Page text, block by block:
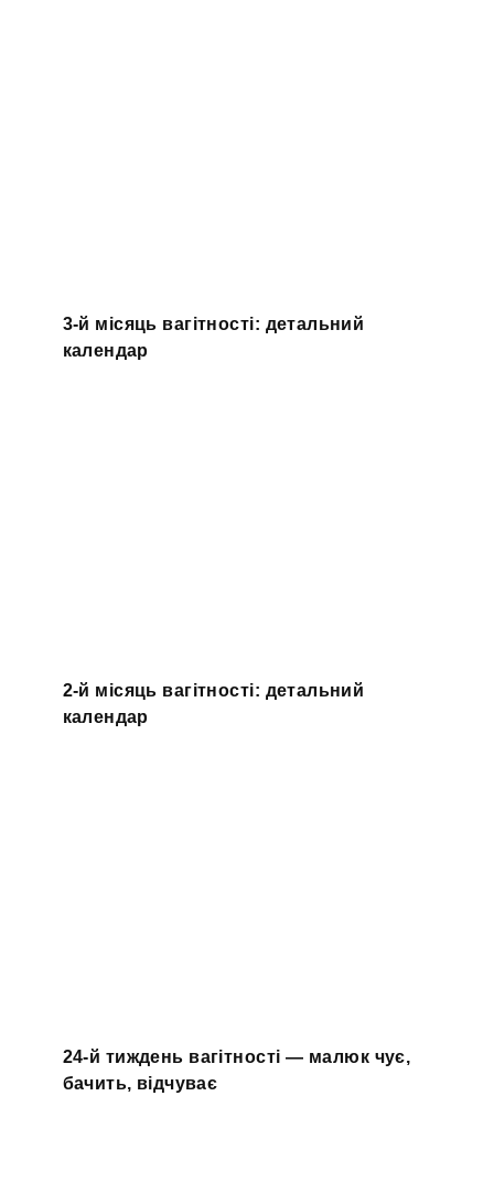
3-й місяць вагітності: детальний
календар
2-й місяць вагітності: детальний
календар
24-й тиждень вагітності — малюк чує,
бачить, відчуває